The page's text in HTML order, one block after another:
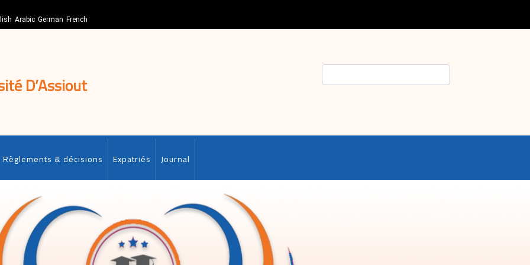
Arabic German French
D’Assiout
Règlements & décisions Expatriés Journal